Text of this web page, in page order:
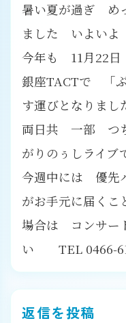
暑い夏が過ぎ め
ました いよいよ
今年も 11月22
銀座TACTで 「
す運びとなりまし
両日共 一部 つ
がりのぅしライ
今週中には 優先
がお手元に届く
場合は コンサー
い TEL 0466-
返信を投稿